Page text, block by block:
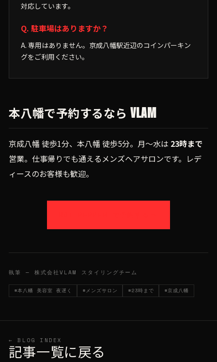
対応しています。
Q. 駐車場はありますか？
A. 専用はありません。京成八幡駅近辺のコインパーキン
グをご利用ください。
本八幡で予約するなら VLAM
京成八幡 徒歩1分、本八幡 徒歩5分。月〜水は 23時まで
営業。仕事帰りでも通えるメンズヘアサロンです。レデ
ィースのお客様も歓迎。
執筆 — 株式会社VLAM スタイリングチーム
#本八幡 美容室 夜遅く #メンズサロン #23時まで #京成八幡
← BLOG INDEX
記事一覧に戻る